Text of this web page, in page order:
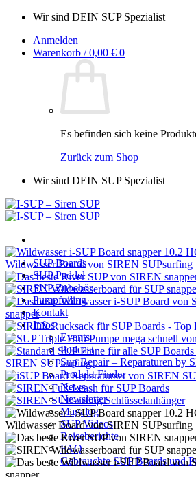
Zum
springen
Wir sind DEIN SUP Spezialist
Anmelden
Warenkorb /0,00 € 0
Es befinden sich keine
Zurück zum Shop
Wir sind DEIN SUP Spezialist
SUP Boards
SUP Paddel
SUP Zubehör
Pumpfoiling
Kontakt
Infos
Events
Podcast
Sup Repair – Reparaturen by
Produkt Finder
News
Newsletter
Magalog
SUP Videos
Reiseberichte
FAQ
Gebrauchte SUP Boards und